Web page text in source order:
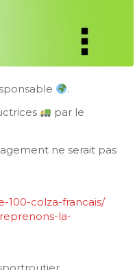
.
par le
ne serait pas
colza-francais/
la-